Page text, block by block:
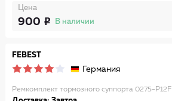
Цена
900 В наличии
FEBEST
Германия
Ремкомплект тормозного суппорта 0275-P12F